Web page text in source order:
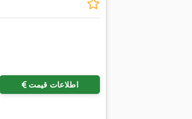
اطلاعات قیمت